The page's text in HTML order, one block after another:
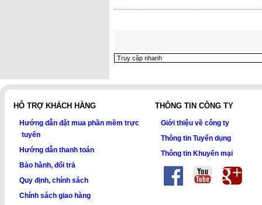
HỖ TRỢ KHÁCH HÀNG
Hướng dẫn đặt mua phần mềm trực
tuyến
Hướng dẫn thanh toán
Bảo hành, đổi trả
Quy định, chính sách
Chính sách giao hàng
THÔNG TIN CÔNG TY
Giới thiệu về công ty
Thông tin Tuyển dụng
Thông tin Khuyến mại